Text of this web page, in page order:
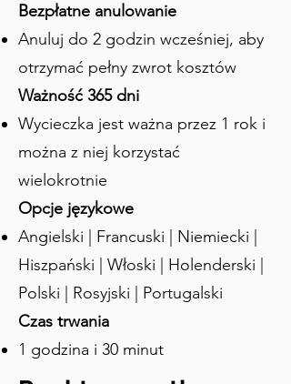
że przestępstwa nie będą tolerowane.
Pomimo swojej mrocznej przeszłości,
jest to obecnie jedno z najbardziej
malowniczych miejsc w Leiden, z
zabytkowym wiatrakiem Molen de Put
w tle. Mówiąc o kanałach, czy
zastanawiałeś się kiedyś, dlaczego jest
ich tak wiele w Leiden i w Holandii?
Najwcześniejsze kanały, znane jako
singels, powstawały jako fosy obronne
wokół miasta. Stanowiły barierę przeciw
najeźdźcom i pomagały chronić miasto
przed atakami. Później kanały stały się
głównym środkiem transportu towarów
w Leiden i innych holenderskich
miastach. Łodzie mogły przewozić
Bezpłatne anulowanie
Anuluj do 2 godzin wcześniej, aby
otrzymać pełny zwrot kosztów
Ważność 365 dni
Wycieczka jest ważna przez 1 rok i
można z niej korzystać
wielokrotnie
Opcje językowe
Angielski | Francuski | Niemiecki |
Hiszpański | Włoski | Holenderski |
Polski | Rosyjski | Portugalski
Czas trwania
1 godzina i 30 minut